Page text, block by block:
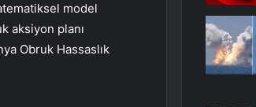
model
aksiyon planı
Obruk Hassaslık